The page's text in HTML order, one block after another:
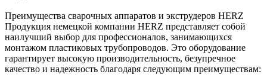
Преимущества сварочных аппаратов и экструдеров HERZ
Продукция немецкой компании HERZ представляет собой
наилучший выбор для профессионалов, занимающихся
монтажом пластиковых трубопроводов. Это оборудование
гарантирует высокую производительность, безупречное
качество и надежность благодаря следующим преимуществам: